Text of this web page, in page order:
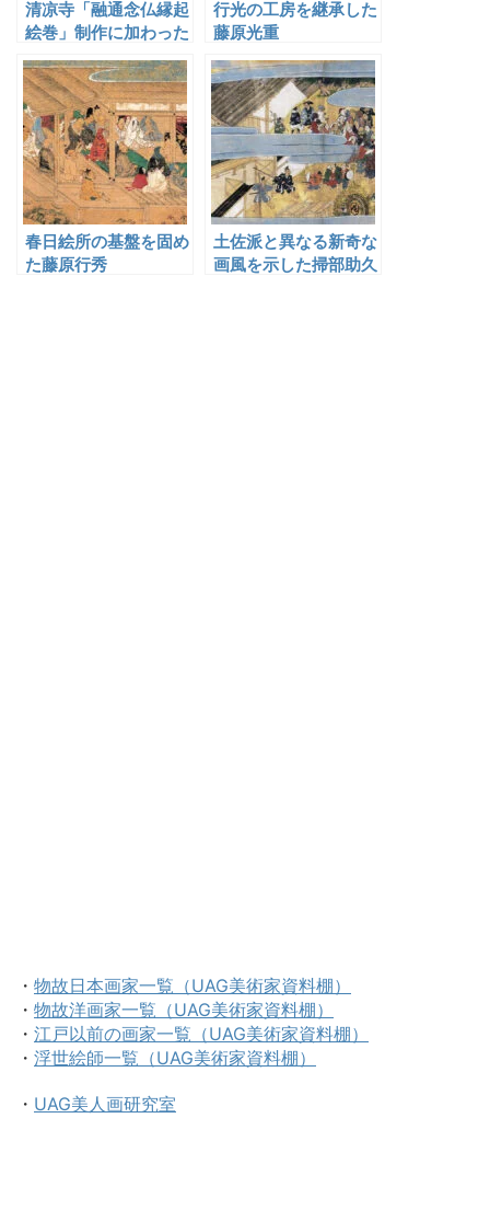
清凉寺「融通念仏縁起
絵巻」制作に加わった
六角寂済
行光の工房を継承した
藤原光重
春日絵所の基盤を固め
た藤原行秀
土佐派と異なる新奇な
画風を示した掃部助久
・ 物故日本画家一覧（UAG美術家資料棚）
・ 物故洋画家一覧（UAG美術家資料棚）
・ 江戸以前の画家一覧（UAG美術家資料棚）
・ 浮世絵師一覧（UAG美術家資料棚）
・ UAG美人画研究室